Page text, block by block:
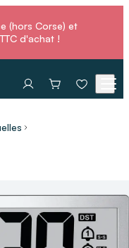
(hors Corse) et
d'achat !